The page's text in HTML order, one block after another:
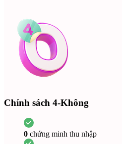
Chính sách 4-Không
0 chứng minh thu nhập